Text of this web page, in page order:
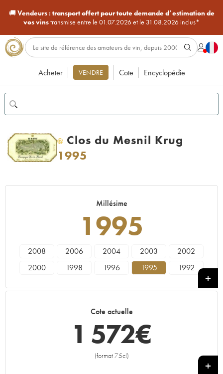
🚚Vendeurs : transport offert pour toute demande d’estimation de
vos vinstransmise entre le 01.07.2026 et le 31.08.2026 inclus*
Acheter VENDRE Cote Encyclopédie
H
Clos du Mesnil Krug
1995
Millésime
1995
2008 2006 2004 2003
2002
2000
1998 1996 1995
1992
Cote actuelle
1 572€
(format 75cl)
+